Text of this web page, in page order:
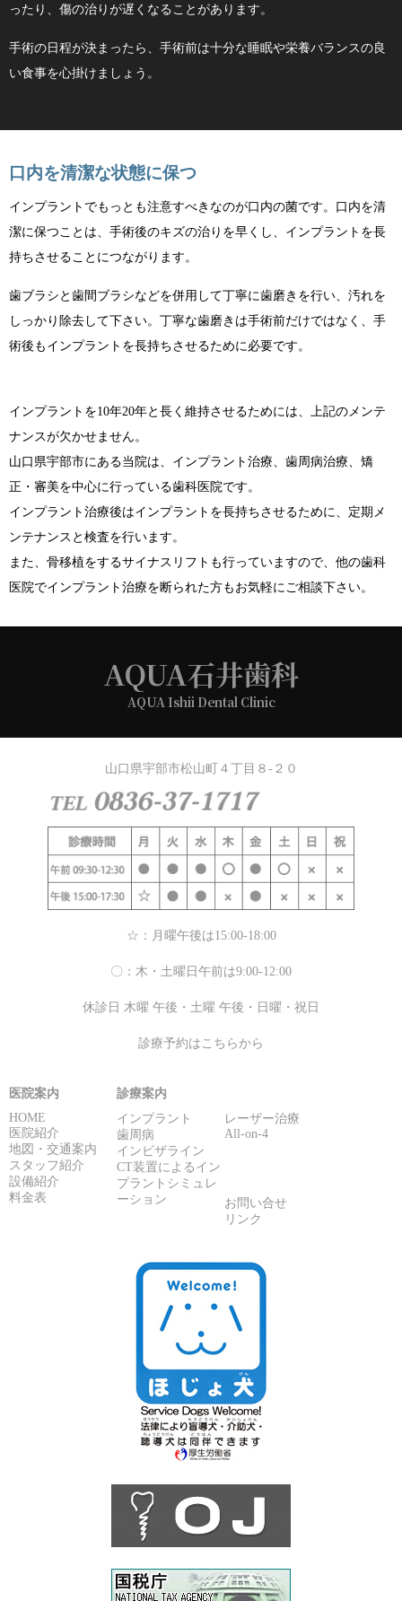
ったり、傷の治りが遅くなることがあります。
手術の日程が決まったら、手術前は十分な睡眠や栄養バランスの良
い食事を心掛けましょう。
口内を清潔な状態に保つ
インプラントでもっとも注意すべきなのが口内の菌です。口内を清
潔に保つことは、手術後のキズの治りを早くし、インプラントを長
持ちさせることにつながります。
歯ブラシと歯間ブラシなどを併用して丁寧に歯磨きを行い、汚れを
しっかり除去して下さい。丁寧な歯磨きは手術前だけではなく、手
術後もインプラントを長持ちさせるために必要です。
インプラントを10年20年と長く維持させるためには、上記のメンテ
ナンスが欠かせません。
山口県宇部市にある当院は、インプラント治療、歯周病治療、矯
正・審美を中心に行っている歯科医院です。
インプラント治療後はインプラントを長持ちさせるために、定期メ
ンテナンスと検査を行います。
また、骨移植をするサイナスリフトも行っていますので、他の歯科
医院でインプラント治療を断られた方もお気軽にご相談下さい。
AQUA石井歯科
AQUA Ishii Dental Clinic
山口県宇部市松山町４丁目８-２０
☆：月曜午後は15:00-18:00
〇：木・土曜日午前は9:00-12:00
休診日 木曜 午後・土曜 午後・日曜・祝日
診療予約はこちらから
医院案内
HOME
医院紹介
地図・交通案内
スタッフ紹介
設備紹介
料金表
診療案内
インプラント
歯周病
インビザライン
CT装置によるイン
プラントシミュレ
ーション
レーザー治療
All-on-4
お問い合せ
リンク